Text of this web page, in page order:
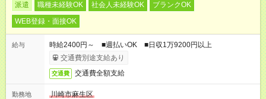
派遣 職種未経験OK 社会人未経験OK
ブランクOK
WEB登録・面接OK
給与
時給2400円～ ■週払いOK ■日収1万9200円以上
交通費別途支給あり
交通費 交通費全額支給
勤務地
川崎市麻生区